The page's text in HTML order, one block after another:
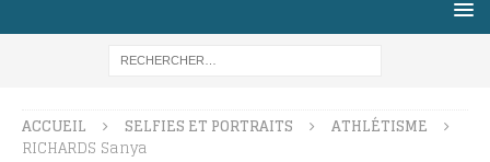
ACCUEIL SELFIES ET PORTRAITS
ATHLÉTISME
RICHARDS Sanya